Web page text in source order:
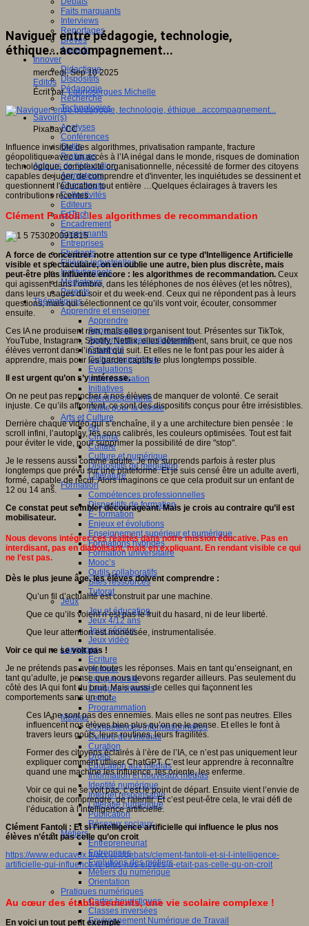
Faits marquants
Interviews
Reportages
Brèves
Agenda
Innover
Didactique
Dispositifs
Pédagogie
Recherche
Technologies
Savoir(s)
Analyses
Conférences
Outils
Pratiques
Acteurs de l'éducation
Animateurs
Chercheurs
Collectivités
Editeurs
EdTech
Encadrement
Enseignants
Entreprises
Etudiants
Filières industrielles
Institutionnels
Médiateurs
Parents
Thématiques
Apprendre et enseigner
Apprendre
Apprentissages
Apprentissages collaboratifs
Créativité
Culture numérique
Evaluations
Individualisation
Initiatives
Interdisciplinarité
Outils pour la classe
Arts et Culture
Art
Cinéma
Culture
Culture et numérique
Dispositifs de médiation
Littérature
Formation
Compétences professionnelles
Dispositifs de formation
E- formation
Enjeux et évolutions
Enseignement supérieur et numérique
Formations hybrides
Formation universitaire
Mooc’s
Outils collaboratifs
Sites ressources
Tutorat
Jeux
Jeu et éducation
Jeux 4/12 ans
Jeux sérieux
Jeux vidéo
Langages
Ecriture
Humour
Langue orale
Langues vivantes
Lecture
Programmation
Médias
Compétences informationnelles
Culture des médias
Curation
Droits
Education aux médias
Information et nouveaux médias
Identité numérique
Internet responsable
Littératie numérique
Publication
Réseaux sociaux
Métiers
Entrepreneuriat
Entreprises
Evolutions des métiers
Métiers du numérique
Orientation
Pratiques numériques
Cartes heuristiques
Classes inversées
Environnement Numérique de Travail
Naviguer entre pédagogie, technologie,
éthique...accompagnement...
mercredi, Sep 10 2025
Editos
Écrit parLaurissergues Michelle
Pixabay CC
Influence invisible des algorithmes, privatisation rampante, fracture
géopolitique avec un accès à l’IA inégal dans le monde, risques de domination
technologique, complexité organisationnelle, nécessité de former des citoyens
capables de juger, de comprendre et d'inventer, les inquiétudes se dessinent et
questionnent l'éducation tout entière …Quelques éclairages à travers les
contributions récentes.
Clément Fantoli : les algorithmes de recommandation
A force de concentrer notre attention sur ce type d’Intelligence Artificielle
visible et spectaculaire, on en oublie une autre, bien plus discrète, mais
peut-être plus influente encore : les algorithmes de recommandation. Ceux
qui agissent dans l’ombre, dans les téléphones de nos élèves (et les nôtres),
dans leurs usages du soir et du week-end. Ceux qui ne répondent pas à leurs
questions, mais qui sélectionnent ce qu’ils vont voir, écouter, consommer
ensuite.
Ces IA ne produisent rien, mais elles organisent tout. Présentes sur TikTok,
YouTube, Instagram, Spotify, Netflix, elles déterminent, sans bruit, ce que nos
élèves verront dans l’instant qui suit. Et elles ne le font pas pour les aider à
apprendre, mais pour les garder captifs le plus longtemps possible.
Il est urgent qu’on s’y intéresse.
On ne peut pas reprocher à nos élèves de manquer de volonté. Ce serait
injuste. Ce qu’ils affrontent, ce sont des dispositifs conçus pour être irrésistibles.
Derrière chaque vidéo qui s’enchaîne, il y a une architecture bien pensée : le
scroll infini, l’autoplay, les sons calibrés, les couleurs optimisées. Tout est fait
pour éviter le vide, pour supprimer la possibilité de dire "stop".
Je le ressens aussi comme adulte. Je me surprends parfois à rester plus
longtemps que prévu sur une plateforme. Et je suis censé être un adulte averti,
formé, capable de recul. Alors imaginons ce que cela produit sur un enfant de
12 ou 14 ans.
Ce constat peut sembler décourageant. Mais je crois au contraire qu’il est
mobilisateur.
Nous devons intégrer ces réalités dans notre mission éducative. Pas en
interdisant, pas en diabolisant, mais en expliquant. En rendant visible ce qui
ne l’est pas.
Dès le plus jeune âge, les élèves doivent comprendre :
Qu’un fil d’actualité est construit par une machine.
Que ce qu’ils voient n’est pas le fruit du hasard, ni de leur liberté.
Que leur attention est monétisée, instrumentalisée.
Voir ce qui ne se voit pas !
Je ne prétends pas avoir toutes les réponses. Mais en tant qu’enseignant, en
tant qu’adulte, je pense que nous devons regarder ailleurs. Pas seulement du
côté des IA qui font du bruit. Mais aussi de celles qui façonnent les
comportements sans un mot.
Ces IA ne sont pas des ennemies. Mais elles ne sont pas neutres. Elles
influencent nos élèves bien plus qu’on ne le pense. Et elles le font à
travers leurs goûts, leurs routines, leurs fragilités.
Former des citoyens éclairés à l’ère de l’IA, ce n’est pas uniquement leur
expliquer comment utiliser ChatGPT. C’est leur apprendre à reconnaître
quand une machine les influence, les oriente, les enferme.
Voir ce qui ne se voit pas, c’est le point de départ. Ensuite vient l’envie de
choisir, de comprendre, de ralentir. Et c’est peut-être cela, le vrai défi de
l’éducation à l’intelligence artificielle.
Clément Fantoli : Et si l’intelligence artificielle qui influence le plus nos
élèves n’était pas celle qu’on croit
https://www.educavox.fr/accueil/debats/clement-fantoli-et-si-l-intelligence-
artificielle-qui-influence-le-plus-nos-eleves-n-etait-pas-celle-qu-on-croit
Au cœur des établissements, une vie scolaire complexe !
En voici un tout petit exemple